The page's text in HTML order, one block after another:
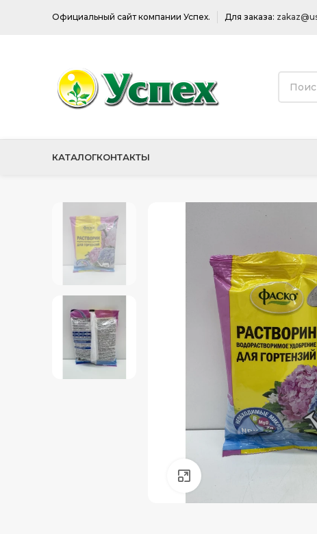
Официальный сайт компании Успех. Для заказа:
КАТАЛОГКОНТАКТЫ
Нажмите, чтобы